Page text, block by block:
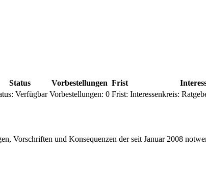
Status Vorbestellungen Frist
Verfügbar Vorbestellungen: 0 Frist: Interessenkreis:
Vorschriften und Konsequenzen der seit Januar 2008